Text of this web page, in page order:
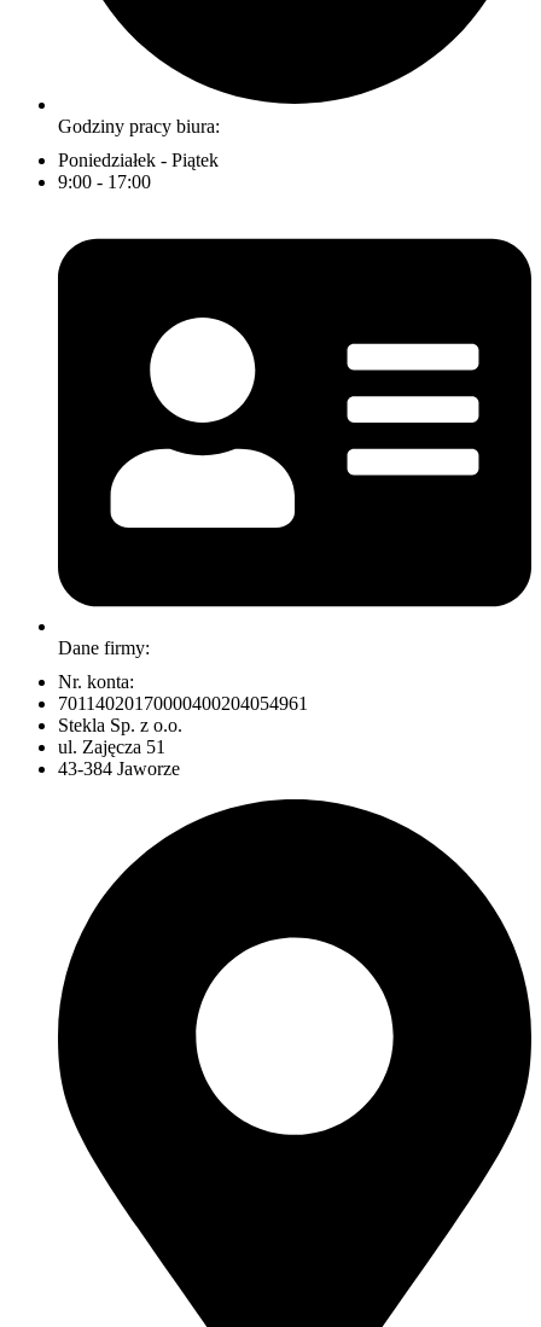
Godziny pracy biura:
Poniedziałek - Piątek
9:00 - 17:00
Dane firmy:
Nr. konta:
70114020170000400204054961
Stekla Sp. z o.o.
ul. Zajęcza 51
43-384 Jaworze